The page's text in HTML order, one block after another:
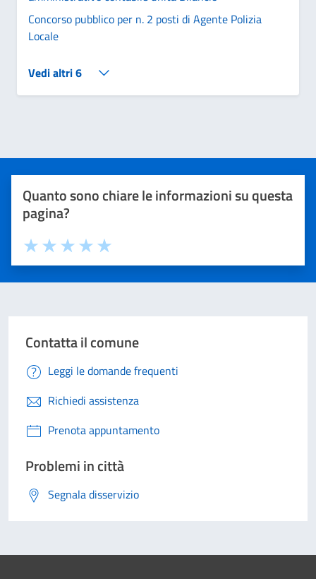
Concorso pubblico per n. 2 posti di Agente Polizia
Locale
Vedi altri 6
Quanto sono chiare le informazioni su questa
pagina?
Valuta 5 stelle su 5
Valuta 4 stelle su 5
Valuta 3 stelle su 5
Valuta 2 stelle su 5
Valuta 1 stelle su 5
Contatta il comune
Leggi le domande frequenti
Richiedi assistenza
Prenota appuntamento
Problemi in città
Segnala disservizio